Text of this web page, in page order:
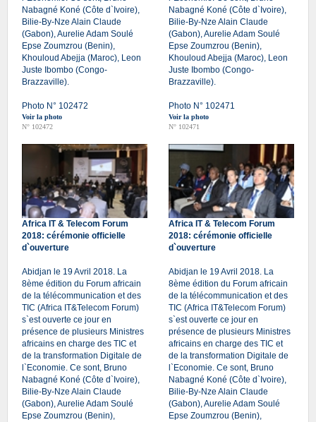
Nabagné Koné (Côte d`Ivoire),
Bilie-By-Nze Alain Claude
(Gabon), Aurelie Adam Soulé
Epse Zoumzrou (Benin),
Khouloud Abejja (Maroc), Leon
Juste Ibombo (Congo-
Brazzaville).
Photo N° 102472
Voir la photo
N° 102472
Nabagné Koné (Côte d`Ivoire),
Bilie-By-Nze Alain Claude
(Gabon), Aurelie Adam Soulé
Epse Zoumzrou (Benin),
Khouloud Abejja (Maroc), Leon
Juste Ibombo (Congo-
Brazzaville).
Photo N° 102471
Voir la photo
N° 102471
Africa IT & Telecom Forum
2018: cérémonie officielle
d`ouverture
Abidjan le 19 Avril 2018. La
8ème édition du Forum africain
de la télécommunication et des
TIC (Africa IT&Telecom Forum)
s`est ouverte ce jour en
présence de plusieurs Ministres
africains en charge des TIC et
de la transformation Digitale de
l`Economie. Ce sont, Bruno
Nabagné Koné (Côte d`Ivoire),
Bilie-By-Nze Alain Claude
(Gabon), Aurelie Adam Soulé
Epse Zoumzrou (Benin),
Africa IT & Telecom Forum
2018: cérémonie officielle
d`ouverture
Abidjan le 19 Avril 2018. La
8ème édition du Forum africain
de la télécommunication et des
TIC (Africa IT&Telecom Forum)
s`est ouverte ce jour en
présence de plusieurs Ministres
africains en charge des TIC et
de la transformation Digitale de
l`Economie. Ce sont, Bruno
Nabagné Koné (Côte d`Ivoire),
Bilie-By-Nze Alain Claude
(Gabon), Aurelie Adam Soulé
Epse Zoumzrou (Benin),